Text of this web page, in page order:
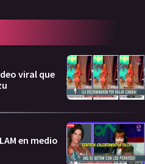
viral que
en medio